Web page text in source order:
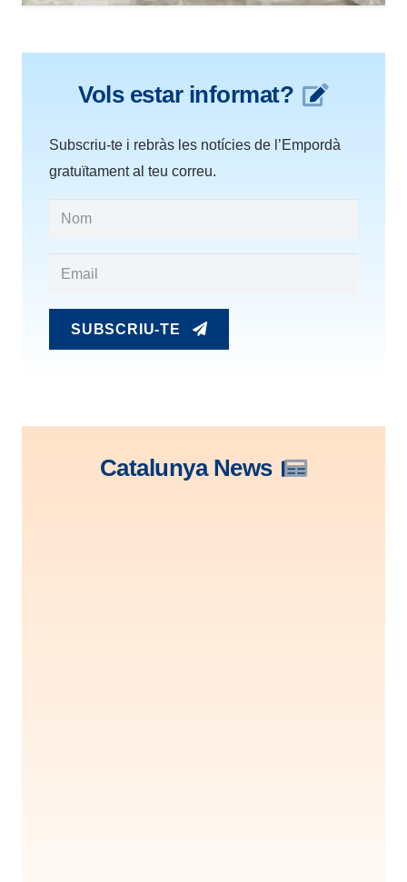
Vols estar informat?
Subscriu-te i rebràs les notícies de l’Empordà
gratuïtament al teu correu.
SUBSCRIU-TE
Catalunya News